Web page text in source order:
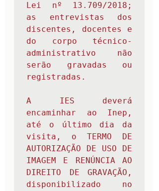
Lei nº 13.709/2018 ;
as entrevistas dos
discentes, docentes e
do corpo técnico-
administrativo não
serão gravadas ou
registradas.
A IES deverá
encaminhar ao Inep,
até o último dia da
visita, o TERMO DE
AUTORIZAÇÃO DE USO DE
IMAGEM E RENÚNCIA AO
DIREITO DE GRAVAÇÃO,
disponibilizado no